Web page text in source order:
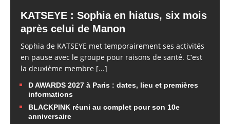
KATSEYE : Sophia en hiatus, six mois
après celui de Manon
Sophia de KATSEYE met temporairement ses activités
en pause avec le groupe pour raisons de santé. C’est
la deuxième membre [...]
D AWARDS 2027 à Paris : dates, lieu et premières
informations
BLACKPINK réuni au complet pour son 10e
anniversaire